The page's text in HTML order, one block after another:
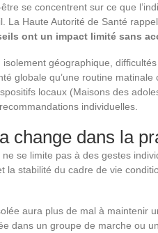
se concentrent sur ce que
La Haute Autorité de Santé
ont un impact limité sans
géographique,
globale qu’une routine
locaux (Maisons des
individuelles.
change dans la
se limite pas à des gestes
la stabilité du cadre de vie
aura plus de mal à maintenir
dans un groupe de marche ou